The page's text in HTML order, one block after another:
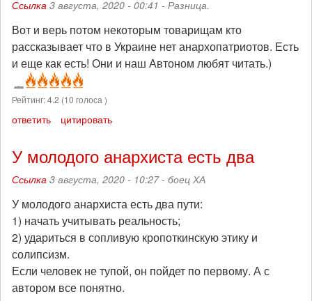
Ссылка 3 августа, 2020 - 00:41 - Разница.
Вот и верь потом некоторым товарищам кто
рассказывает что в Украине нет анархопатриотов. Есть
и еще как есть! Они и наш Автоном любят читать.)
Рейтинг:4.2 (10 голоса )
ответить цитировать
У молодого анархиста есть два
Ссылка 3 августа, 2020 - 10:27 - боец ХА
У молодого анархиста есть два пути:
1) начать учитывать реальность;
2) удариться в сопливую кропоткинскую этику и
солипсизм.
Если человек не тупой, он пойдет по первому. А с
автором все понятно.